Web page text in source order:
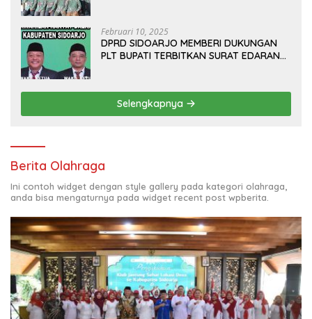
Februari 10, 2025
DPRD SIDOARJO MEMBERI DUKUNGAN
PLT BUPATI TERBITKAN SURAT EDARAN
KELUAR KOTA
Selengkapnya
Berita Olahraga
Ini contoh widget dengan style gallery pada kategori olahraga,
anda bisa mengaturnya pada widget recent post wpberita.